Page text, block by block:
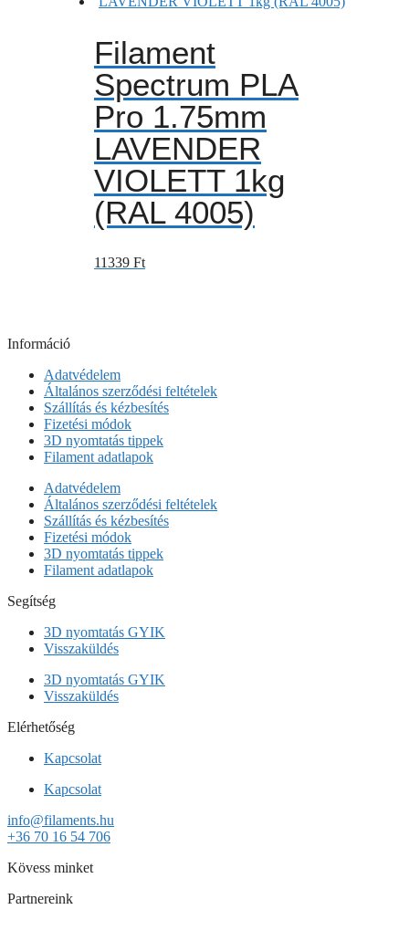
Filament
Spectrum PLA
Pro 1.75mm
LAVENDER
VIOLETT 1kg
(RAL 4005)
11339 Ft
Információ
Adatvédelem
Általános szerződési feltételek
Szállítás és kézbesítés
Fizetési módok
3D nyomtatás tippek
Filament adatlapok
Adatvédelem
Általános szerződési feltételek
Szállítás és kézbesítés
Fizetési módok
3D nyomtatás tippek
Filament adatlapok
Segítség
3D nyomtatás GYIK
Visszaküldés
3D nyomtatás GYIK
Visszaküldés
Elérhetőség
Kapcsolat
Kapcsolat
info@filaments.hu
+36 70 16 54 706
Kövess minket
Partnereink